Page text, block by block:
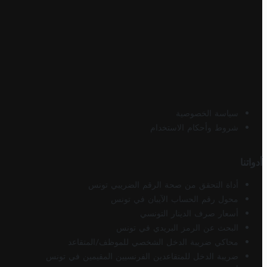
سياسة الخصوصية
شروط وأحكام الاستخدام
أدواتنا
أداة التحقق من صحة الرقم الضريبي تونس
محول رقم الحساب الآيبان في تونس
أسعار صرف الدينار التونسي
البحث عن الرمز البريدي في تونس
محاكي ضريبة الدخل الشخصي للموظف/المتقاعد
ضريبة الدخل للمتقاعدين الفرنسيين المقيمين في تونس